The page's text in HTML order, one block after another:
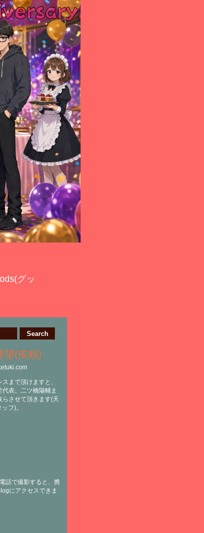
グッ
望(依頼)
まで頂けますと、
表。二ツ橋陽輔ま
らさせて頂きます(天
フ)。
話で撮影すると、携
にアクセスできま